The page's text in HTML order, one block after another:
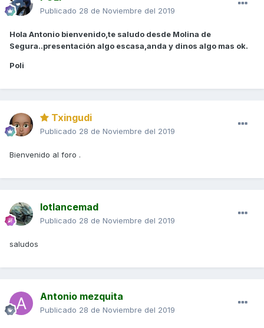
Publicado 28 de Noviembre del 2019
Hola Antonio bienvenido,te saludo desde Molina de
Segura..presentación algo escasa,anda y dinos algo mas ok.
Poli
Txingudi
Publicado 28 de Noviembre del 2019
Bienvenido al foro .
lotlancemad
Publicado 28 de Noviembre del 2019
saludos
Antonio mezquita
Publicado 28 de Noviembre del 2019